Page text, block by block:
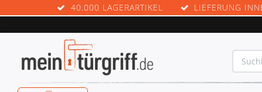
40.000 LAGERARTIKEL LIEFERUNG